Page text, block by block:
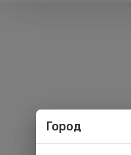
Город